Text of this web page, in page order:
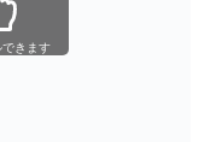
できます